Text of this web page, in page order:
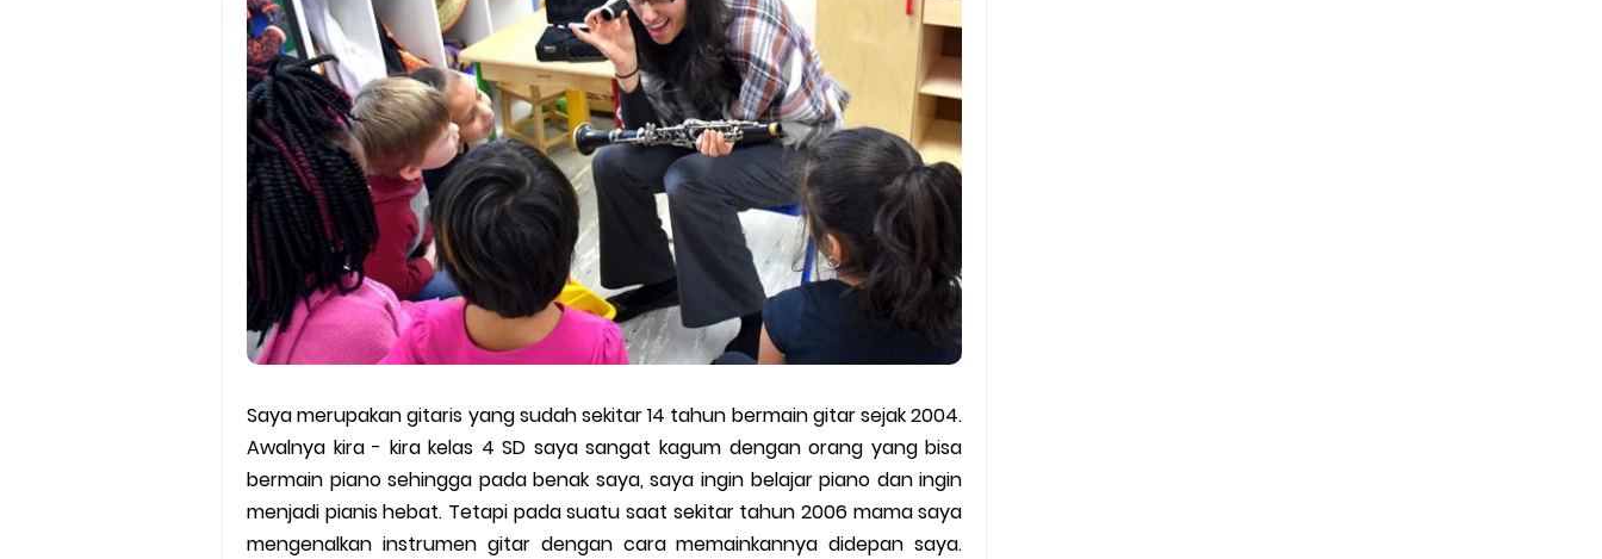
Saya merupakan gitaris yang sudah sekitar 14 tahun bermain gitar sejak 2004.
Awalnya kira - kira kelas 4 SD saya sangat kagum dengan orang yang bisa
bermain piano sehingga pada benak saya, saya ingin belajar piano dan ingin
menjadi pianis hebat. Tetapi pada suatu saat sekitar tahun 2006 mama saya
mengenalkan instrumen gitar dengan cara memainkannya didepan saya.